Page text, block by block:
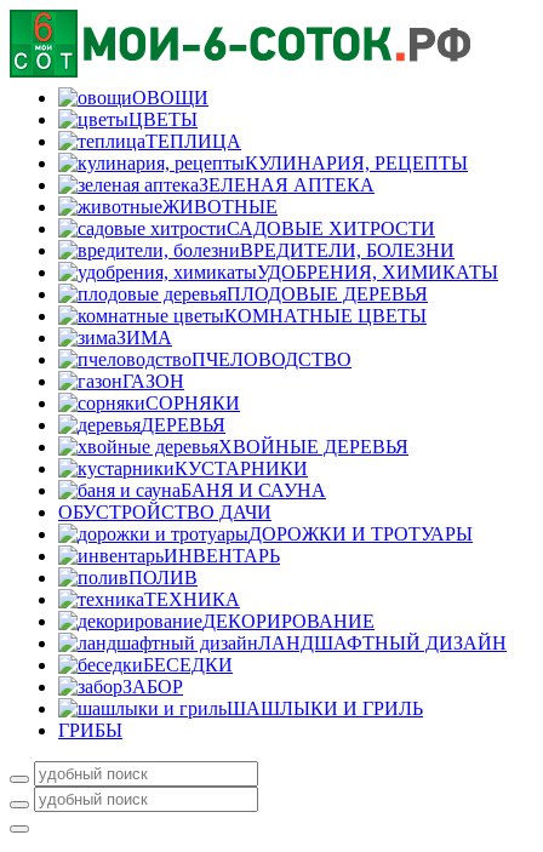
ОВОЩИ
ЦВЕТЫ
ТЕПЛИЦА
КУЛИНАРИЯ, РЕЦЕПТЫ
ЗЕЛЕНАЯ АПТЕКА
ЖИВОТНЫЕ
САДОВЫЕ ХИТРОСТИ
ВРЕДИТЕЛИ, БОЛЕЗНИ
УДОБРЕНИЯ, ХИМИКАТЫ
ПЛОДОВЫЕ ДЕРЕВЬЯ
КОМНАТНЫЕ ЦВЕТЫ
ЗИМА
ПЧЕЛОВОДСТВО
ГАЗОН
СОРНЯКИ
ДЕРЕВЬЯ
ХВОЙНЫЕ ДЕРЕВЬЯ
КУСТАРНИКИ
БАНЯ И САУНА
ОБУСТРОЙСТВО ДАЧИ
ДОРОЖКИ И ТРОТУАРЫ
ИНВЕНТАРЬ
ПОЛИВ
ТЕХНИКА
ДЕКОРИРОВАНИЕ
ЛАНДШАФТНЫЙ ДИЗАЙН
БЕСЕДКИ
ЗАБОР
ШАШЛЫКИ И ГРИЛЬ
ГРИБЫ